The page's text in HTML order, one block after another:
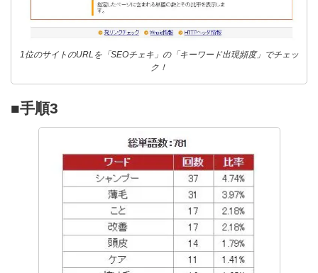
1位のサイトのURLを「SEOチェキ」の「キーワード出現頻度」でチェッ
ク！
■手順3